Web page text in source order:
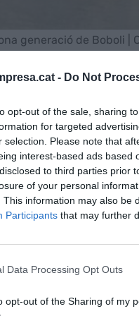
- Do Not
opt-out of the sale, sharing
for targeted
selection. Please note that
interest-based ads based
to third parties prior
of your personal
This information may also be
Participants that may further
Data Processing Opt Outs
opt-out of the Sharing of my
generació de Boboli |
de 2024 - 8:28
la inspiració que
a tota la família.
Star Textil, ubicada
Tot plegat és
que aposta per la
al voltant dels 43,5